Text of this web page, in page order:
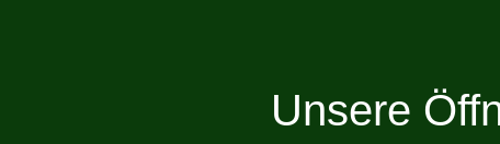
Unsere